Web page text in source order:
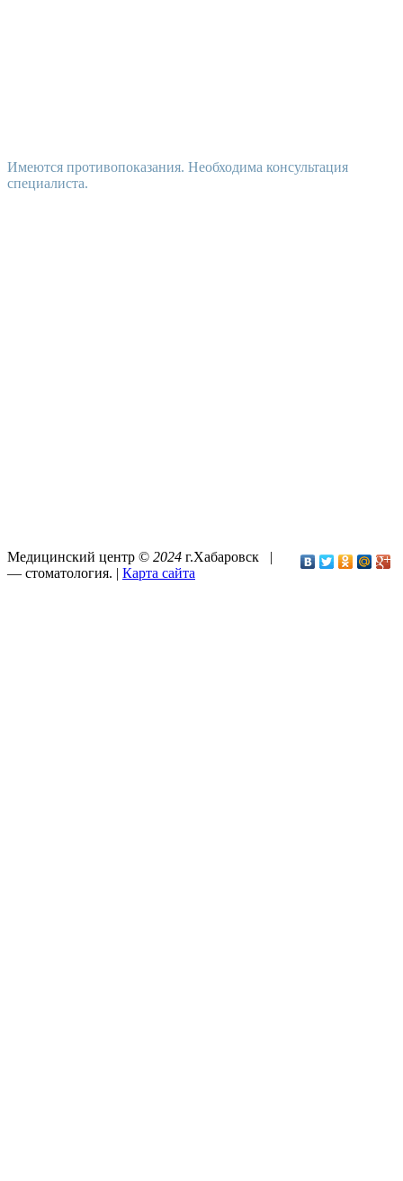
Имеются противопоказания. Необходима консультация
специалиста.
Медицинский центр © 2024 г.Хабаровск |
— стоматология. | Карта сайта